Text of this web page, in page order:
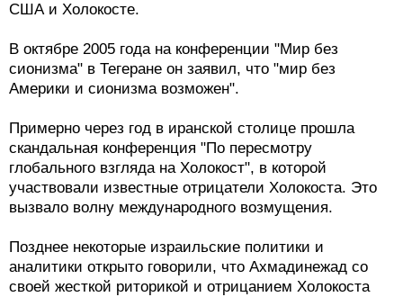
США и Холокосте.
В октябре 2005 года на конференции "Мир без
сионизма" в Тегеране он заявил, что "мир без
Америки и сионизма возможен".
Примерно через год в иранской столице прошла
скандальная конференция "По пересмотру
глобального взгляда на Холокост", в которой
участвовали известные отрицатели Холокоста. Это
вызвало волну международного возмущения.
Позднее некоторые израильские политики и
аналитики открыто говорили, что Ахмадинежад со
своей жесткой риторикой и отрицанием Холокоста